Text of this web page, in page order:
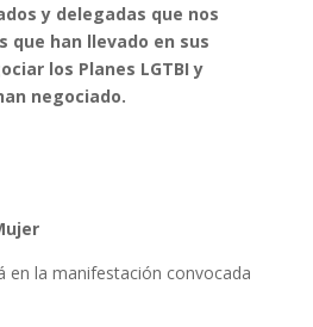
y delegadas que nos
que han llevado en sus
los Planes LGTBI y
negociado.
en la manifestación convocada